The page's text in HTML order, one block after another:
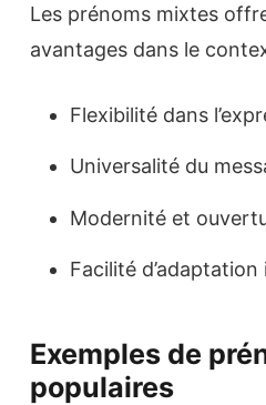
Les prénoms mixtes
avantages dans le
Flexibilité dans
Universalité du
Modernité et
Facilité
Exemples de
populaires